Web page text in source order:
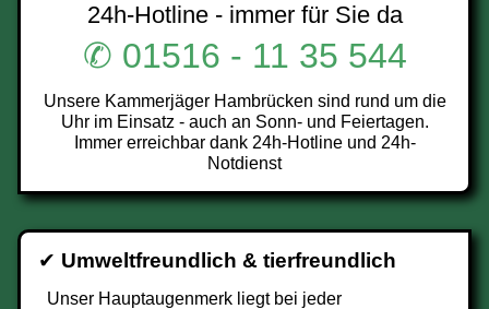
24h-Hotline - immer für Sie da
✆ 01516 - 11 35 544
Unsere Kammerjäger Hambrücken sind rund um die
Uhr im Einsatz - auch an Sonn- und Feiertagen.
Immer erreichbar dank 24h-Hotline und 24h-
Notdienst
✔ Umweltfreundlich & tierfreundlich
Unser Hauptaugenmerk liegt bei jeder